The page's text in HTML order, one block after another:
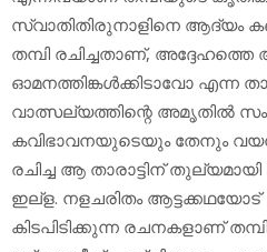
സ്വാതിതിരുനാളിനെ ആദ്യം
തമ്പി രചിച്ചതാണ്,
ഓമനത്തിങ്കള്‍ക്കിടാവോ എന്ന
വാത്സല്യത്തിന്റെ അമൃതില്‍
കവിഭാവനയുടെയും തേനും
രചിച്ച ആ താരാട്ടിന്
ഇല്‌ള. നളചരിതം ആട്ടക്കഥയോട്
കിടപിടിക്കുന്ന രചനകളാണ്